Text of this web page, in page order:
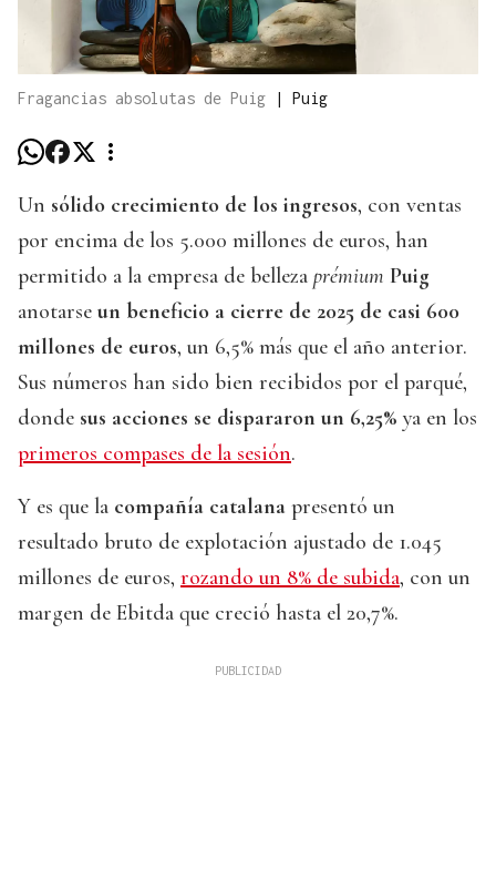
Fragancias absolutas de Puig | Puig
Un sólido crecimiento de los ingresos, con ventas
por encima de los 5.000 millones de euros, han
permitido a la empresa de belleza prémium Puig
anotarse un beneficio a cierre de 2025 de casi 600
millones de euros, un 6,5% más que el año anterior.
Sus números han sido bien recibidos por el parqué,
donde sus acciones se dispararon un 6,25% ya en los
primeros compases de la sesión.
Y es que la compañía catalana presentó un
resultado bruto de explotación ajustado de 1.045
millones de euros, rozando un 8% de subida, con un
margen de Ebitda que creció hasta el 20,7%.